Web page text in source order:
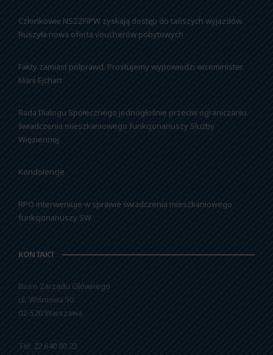
Członkowie NSZZFiPW zyskają dostęp do tańszych wyjazdów.
Ruszyła nowa oferta voucherów pobytowych
Fakty zamiast półprawd. Prostujemy wypowiedzi wiceminister
Marii Ejchart
Rada Dialogu Społecznego jednogłośnie przeciw ograniczaniu
świadczenia mieszkaniowego funkcjonariuszy Służby
Więziennej
Kondolencje
RPO interweniuje w sprawie świadczenia mieszkaniowego
funkcjonariuszy SW
KONTAKT
Biuro Zarządu Głównego
ul. Wiśniowa 50
02-520 Warszawa
Tel: 22 640 80 23